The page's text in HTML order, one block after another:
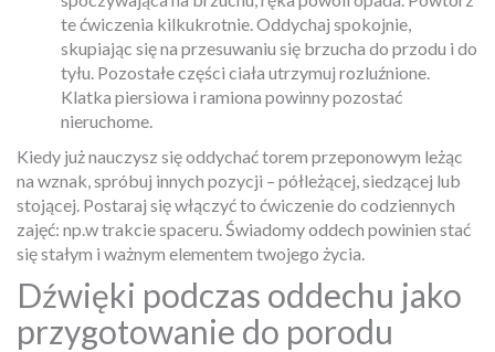
te ćwiczenia kilkukrotnie. Oddychaj spokojnie,
skupiając się na przesuwaniu się brzucha do przodu i do
tyłu. Pozostałe części ciała utrzymuj rozluźnione.
Klatka piersiowa i ramiona powinny pozostać
nieruchome.
Kiedy już nauczysz się oddychać torem przeponowym leżąc
na wznak, spróbuj innych pozycji – półleżącej, siedzącej lub
stojącej. Postaraj się włączyć to ćwiczenie do codziennych
zajęć: np.w trakcie spaceru. Świadomy oddech powinien stać
się stałym i ważnym elementem twojego życia.
Dźwięki podczas oddechu jako
przygotowanie do porodu